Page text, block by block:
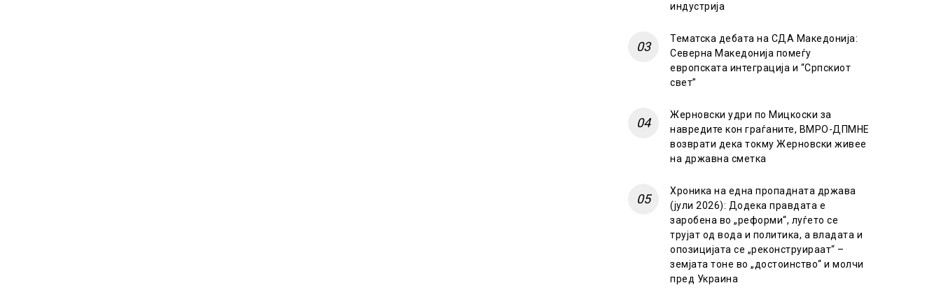
индустрија
Тематска дебата на СДА Македонија:
Северна Македонија помеѓу
европската интеграција и “Српскиот
свет”
Жерновски удри по Мицкоски за
навредите кон граѓаните, ВМРО-ДПМНЕ
возврати дека токму Жерновски живее
на државна сметка
Хроника на една пропадната држава
(јули 2026): Додека правдата е
заробена во „реформи“, луѓето се
трујат од вода и политика, а владата и
опозицијата се „реконструираат“ –
земјата тоне во „достоинство“ и молчи
пред Украина